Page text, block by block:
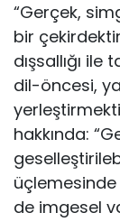
“Gerçek,
bir
dışsallığı
dil-öncesi,
hakkında:
de imgesel